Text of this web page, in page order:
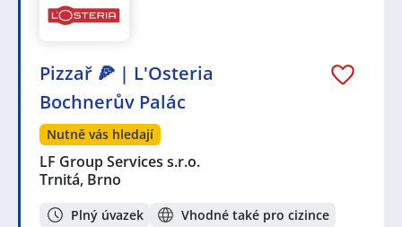
Pizzař 🍕 | L'Osteria
Bochnerův Palác
Nutně vás hledají
LF Group Services s.r.o.
Trnitá, Brno
Plný úvazek Vhodné také pro cizince